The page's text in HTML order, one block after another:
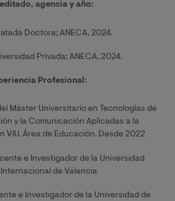
agencia y año:
Doctora; ANECA, 2024.
Privada; ANECA, 2024.
Profesional:
Máster Universitario en Tecnologías de
y la Comunicación Aplicadas a la
VIU. Área de Educación. Desde 2022
e Investigador de la Universidad
Internacional de Valencia
e Investigador de la Universidad de